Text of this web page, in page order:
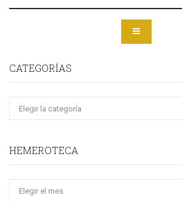
CATEGORÍAS
HEMEROTECA